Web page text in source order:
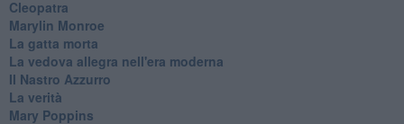
Cleopatra
Marylin Monroe
La gatta morta
La vedova allegra nell'era moderna
​Il Nastro Azzurro
La verità
Mary Poppins